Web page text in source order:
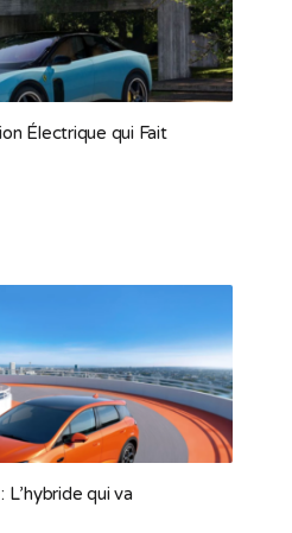
Électrique qui Fait
qui va